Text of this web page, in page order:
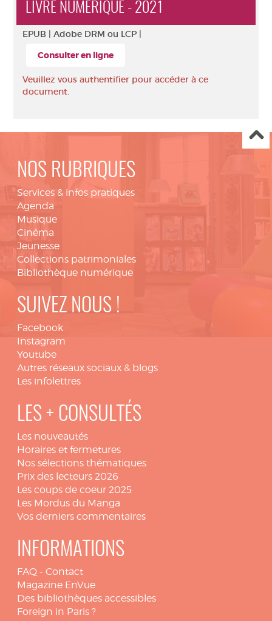
LIVRE NUMÉRIQUE - 2021
EPUB | Adobe DRM ou LCP |
Consulter en ligne
Veuillez vous authentifier pour accéder à ce
document.
NOS RUBRIQUES
Services & infos pratiques
Agenda
Musique
Cinéma
Jeunesse
Collections patrimoniales
Bibliothèque numérique
SUIVEZ NOUS !
Facebook
Instagram
Youtube
Autres réseaux sociaux & blogs
Les infolettres
LES + CONSULTÉS
Les nouveautés
Horaires et fermetures
Nos sélections thématiques
Prix des lecteurs 2026
Les coups de coeur 2025
Les Mordus du Manga
Vos derniers commentaires
INFORMATIONS
FAQ - Contact
Magazine EnVue
Des bibliothèques accessibles
Foreign in Paris ?